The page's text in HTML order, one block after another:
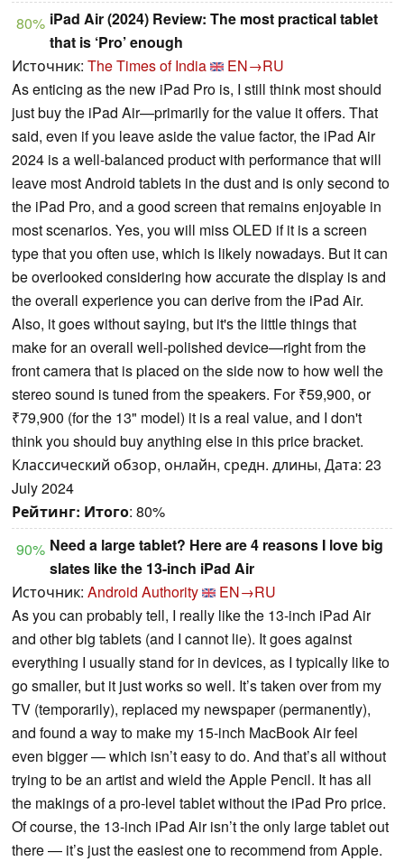
80% iPad Air (2024) Review: The most practical tablet
that is ‘Pro’ enough
Источник: The Times of India
EN→RU
As enticing as the new iPad Pro is, I still think most should
just buy the iPad Air—primarily for the value it offers. That
said, even if you leave aside the value factor, the iPad Air
2024 is a well-balanced product with performance that will
leave most Android tablets in the dust and is only second to
the iPad Pro, and a good screen that remains enjoyable in
most scenarios. Yes, you will miss OLED if it is a screen
type that you often use, which is likely nowadays. But it can
be overlooked considering how accurate the display is and
the overall experience you can derive from the iPad Air.
Also, it goes without saying, but it's the little things that
make for an overall well-polished device—right from the
front camera that is placed on the side now to how well the
stereo sound is tuned from the speakers. For ₹59,900, or
₹79,900 (for the 13" model) it is a real value, and I don't
think you should buy anything else in this price bracket.
Классический обзор, онлайн, средн. длины, Дата: 23
July 2024
Рейтинг: Итого: 80%
90% Need a large tablet? Here are 4 reasons I love big
slates like the 13-inch iPad Air
Источник: Android Authority
EN→RU
As you can probably tell, I really like the 13-inch iPad Air
and other big tablets (and I cannot lie). It goes against
everything I usually stand for in devices, as I typically like to
go smaller, but it just works so well. It’s taken over from my
TV (temporarily), replaced my newspaper (permanently),
and found a way to make my 15-inch MacBook Air feel
even bigger — which isn’t easy to do. And that’s all without
trying to be an artist and wield the Apple Pencil. It has all
the makings of a pro-level tablet without the iPad Pro price.
Of course, the 13-inch iPad Air isn’t the only large tablet out
there — it’s just the easiest one to recommend from Apple.